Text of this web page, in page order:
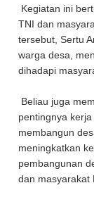
Kegiatan ini
TNI dan
tersebut, Sertu
warga desa,
dihadapi
Beliau juga
pentingnya
membangun
meningkatkan
pembangunan
dan masyarakat